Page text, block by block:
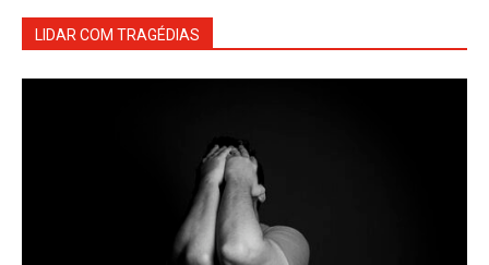
LIDAR COM TRAGÉDIAS